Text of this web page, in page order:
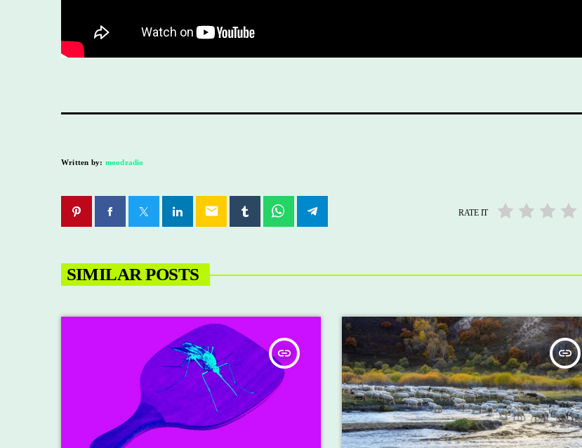
Written by: moodradio
email RATE IT
SIMILAR POSTS
insert_link insert_link